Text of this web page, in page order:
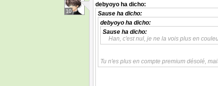
10
debyoyo ha dicho:
Sause ha dicho:
debyoyo ha dicho:
Sause ha dicho:
Han, c'est nul, je ne la vois plus en
Tu n'es plus en compte premium désolé,